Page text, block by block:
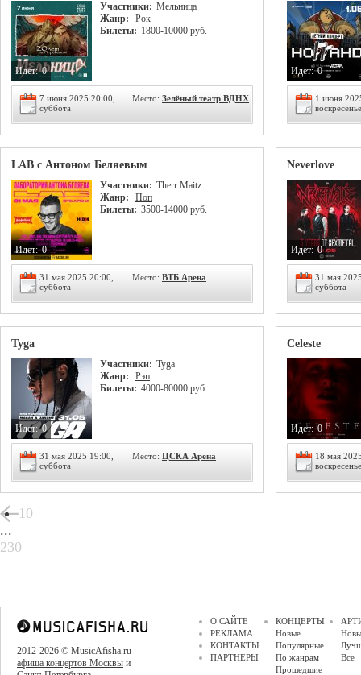
Участники: Мельница
Жанр:
Рок
Билеты: 1800-10000 руб.
Идет: 0
7 июня 2025 20:00,
суббота
Место: Зелёный театр ВДНХ
Идет: 0
1 июня
воскресенье
LAB с Антоном Беляевым
Участники: Therr Maitz
Жанр:
Поп
Билеты: 3500-14000 руб.
Идет: 0
31 мая 2025 20:00,
суббота
Место: ВТБ Арена
Neverlove
Идет: 0
31 мая
суббота
Tyga
Участники: Tyga
Жанр:
Рэп
Билеты: 4000-80000 руб.
Идет: 0
31 мая 2025 19:00,
суббота
Место: ЦСКА Арена
Celeste
Идет: 0
18 мая
воскресенье
10
...
230
2012-2026 © MusicAfisha.ru -
афиша концертов Москвы и
О САЙТЕ
РЕКЛАМА
КОНТАКТЫ
ПАРТНЕРЫ
КОНЦЕРТЫ
Новые
Популярные
По жанрам
Прошедшие
Все